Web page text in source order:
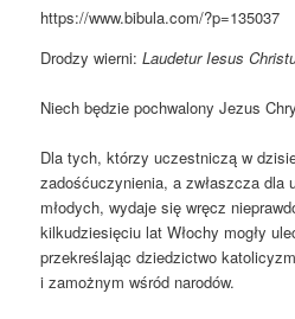
https://www.bibula.com/?p=135037
Drodzy wierni:Laudetur Iesus
Niech będzie pochwalony Jezus
Dla tych, którzy uczestniczą w
zadośćuczynienia, a zwłaszcza dla
młodych, wydaje się wręcz
kilkudziesięciu lat Włochy mogły
przekreślając dziedzictwo
i zamożnym wśród narodów.